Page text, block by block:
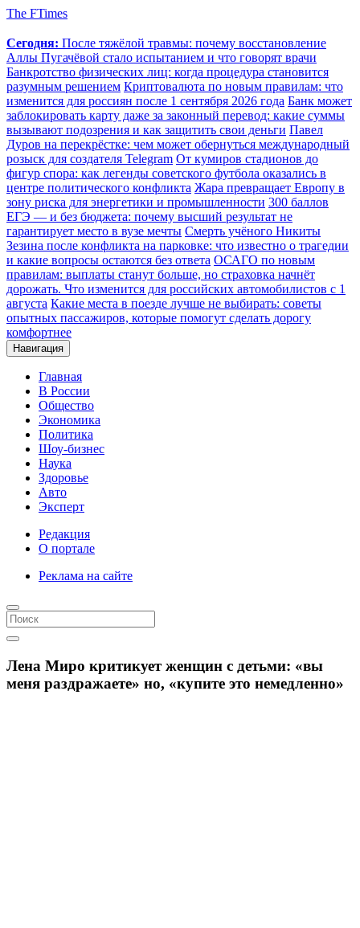
The FTimes
Сегодня: После тяжёлой травмы: почему восстановление
Аллы Пугачёвой стало испытанием и что говорят врачи
Банкротство физических лиц: когда процедура становится
разумным решением Криптовалюта по новым правилам: что
изменится для россиян после 1 сентября 2026 года Банк может
заблокировать карту даже за законный перевод: какие суммы
вызывают подозрения и как защитить свои деньги Павел
Дуров на перекрёстке: чем может обернуться международный
розыск для создателя Telegram От кумиров стадионов до
фигур спора: как легенды советского футбола оказались в
центре политического конфликта Жара превращает Европу в
зону риска для энергетики и промышленности 300 баллов
ЕГЭ — и без бюджета: почему высший результат не
гарантирует место в вузе мечты Смерть учёного Никиты
Зезина после конфликта на парковке: что известно о трагедии
и какие вопросы остаются без ответа ОСАГО по новым
правилам: выплаты станут больше, но страховка начнёт
дорожать. Что изменится для российских автомобилистов с 1
августа Какие места в поезде лучше не выбирать: советы
опытных пассажиров, которые помогут сделать дорогу
комфортнее
Навигация
Главная
В России
Общество
Экономика
Политика
Шоу-бизнес
Наука
Здоровье
Авто
Эксперт
Редакция
О портале
Реклама на сайте
Лена Миро критикует женщин с детьми: «вы
меня раздражаете» но, «купите это немедленно»